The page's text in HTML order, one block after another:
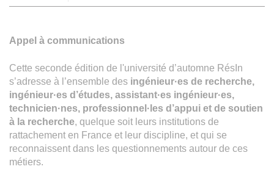
Appel à communications
Cette seconde édition de l'université d’automne RésIn
s’adresse à l’ensemble des ingénieur·es de recherche,
ingénieur·es d’études, assistant·es ingénieur·es,
technicien·nes, professionnel·les d’appui et de soutien
à la recherche, quelque soit leurs institutions de
rattachement en France et leur discipline, et qui se
reconnaissent dans les questionnements autour de ces
métiers.